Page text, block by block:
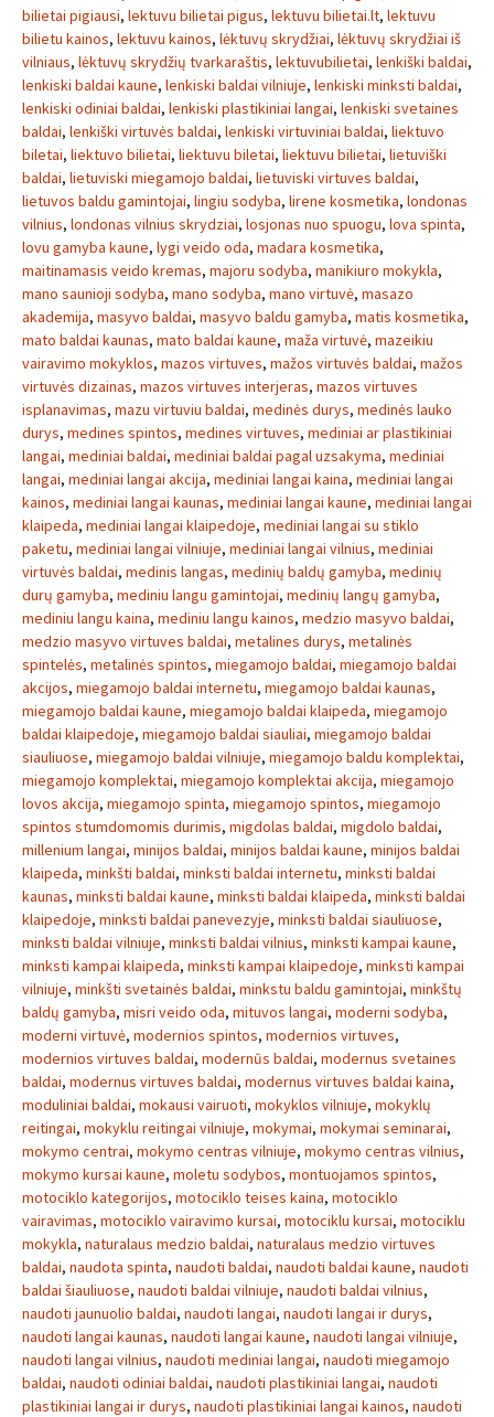
bilietai pigiausi, lektuvu bilietai pigus, lektuvu bilietai.lt, lektuvu
bilietu kainos, lektuvu kainos, lėktuvų skrydžiai, lėktuvų skrydžiai iš
vilniaus, lėktuvų skrydžių tvarkaraštis, lektuvubilietai, lenkiški baldai,
lenkiski baldai kaune, lenkiski baldai vilniuje, lenkiski minksti baldai,
lenkiski odiniai baldai, lenkiski plastikiniai langai, lenkiski svetaines
baldai, lenkiški virtuvės baldai, lenkiski virtuviniai baldai, liektuvo
biletai, liektuvo bilietai, liektuvu biletai, liektuvu bilietai, lietuviški
baldai, lietuviski miegamojo baldai, lietuviski virtuves baldai,
lietuvos baldu gamintojai, lingiu sodyba, lirene kosmetika, londonas
vilnius, londonas vilnius skrydziai, losjonas nuo spuogu, lova spinta,
lovu gamyba kaune, lygi veido oda, madara kosmetika,
maitinamasis veido kremas, majoru sodyba, manikiuro mokykla,
mano saunioji sodyba, mano sodyba, mano virtuvė, masazo
akademija, masyvo baldai, masyvo baldu gamyba, matis kosmetika,
mato baldai kaunas, mato baldai kaune, maža virtuvė, mazeikiu
vairavimo mokyklos, mazos virtuves, mažos virtuvės baldai, mažos
virtuvės dizainas, mazos virtuves interjeras, mazos virtuves
isplanavimas, mazu virtuviu baldai, medinės durys, medinės lauko
durys, medines spintos, medines virtuves, mediniai ar plastikiniai
langai, mediniai baldai, mediniai baldai pagal uzsakyma, mediniai
langai, mediniai langai akcija, mediniai langai kaina, mediniai langai
kainos, mediniai langai kaunas, mediniai langai kaune, mediniai langai
klaipeda, mediniai langai klaipedoje, mediniai langai su stiklo
paketu, mediniai langai vilniuje, mediniai langai vilnius, mediniai
virtuvės baldai, medinis langas, medinių baldų gamyba, medinių
durų gamyba, mediniu langu gamintojai, medinių langų gamyba,
mediniu langu kaina, mediniu langu kainos, medzio masyvo baldai,
medzio masyvo virtuves baldai, metalines durys, metalinės
spintelės, metalinės spintos, miegamojo baldai, miegamojo baldai
akcijos, miegamojo baldai internetu, miegamojo baldai kaunas,
miegamojo baldai kaune, miegamojo baldai klaipeda, miegamojo
baldai klaipedoje, miegamojo baldai siauliai, miegamojo baldai
siauliuose, miegamojo baldai vilniuje, miegamojo baldu komplektai,
miegamojo komplektai, miegamojo komplektai akcija, miegamojo
lovos akcija, miegamojo spinta, miegamojo spintos, miegamojo
spintos stumdomomis durimis, migdolas baldai, migdolo baldai,
millenium langai, minijos baldai, minijos baldai kaune, minijos baldai
klaipeda, minkšti baldai, minksti baldai internetu, minksti baldai
kaunas, minksti baldai kaune, minksti baldai klaipeda, minksti baldai
klaipedoje, minksti baldai panevezyje, minksti baldai siauliuose,
minksti baldai vilniuje, minksti baldai vilnius, minksti kampai kaune,
minksti kampai klaipeda, minksti kampai klaipedoje, minksti kampai
vilniuje, minkšti svetainės baldai, minkstu baldu gamintojai, minkštų
baldų gamyba, misri veido oda, mituvos langai, moderni sodyba,
moderni virtuvė, modernios spintos, modernios virtuves,
modernios virtuves baldai, modernūs baldai, modernus svetaines
baldai, modernus virtuves baldai, modernus virtuves baldai kaina,
moduliniai baldai, mokausi vairuoti, mokyklos vilniuje, mokyklų
reitingai, mokyklu reitingai vilniuje, mokymai, mokymai seminarai,
mokymo centrai, mokymo centras vilniuje, mokymo centras vilnius,
mokymo kursai kaune, moletu sodybos, montuojamos spintos,
motociklo kategorijos, motociklo teises kaina, motociklo
vairavimas, motociklo vairavimo kursai, motociklu kursai, motociklu
mokykla, naturalaus medzio baldai, naturalaus medzio virtuves
baldai, naudota spinta, naudoti baldai, naudoti baldai kaune, naudoti
baldai šiauliuose, naudoti baldai vilniuje, naudoti baldai vilnius,
naudoti jaunuolio baldai, naudoti langai, naudoti langai ir durys,
naudoti langai kaunas, naudoti langai kaune, naudoti langai vilniuje,
naudoti langai vilnius, naudoti mediniai langai, naudoti miegamojo
baldai, naudoti odiniai baldai, naudoti plastikiniai langai, naudoti
plastikiniai langai ir durys, naudoti plastikiniai langai kainos, naudoti